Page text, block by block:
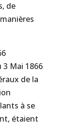
de
Mai 1866
de la
à se
étaient